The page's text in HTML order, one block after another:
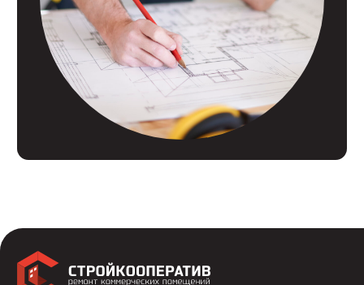
© 2007 - 2026
Политика конфиденциальности
Контакты